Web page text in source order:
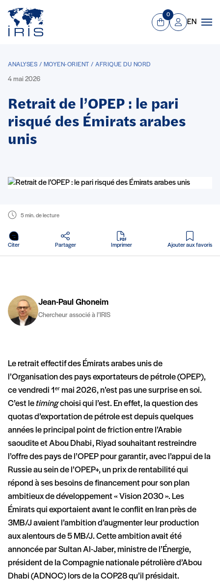
Aller au contenu principal
Panier
0
Mon compte
EN
ANALYSES / MOYEN-ORIENT / AFRIQUE DU NORD
4 mai 2026
Retrait de l’OPEP : le pari
risqué des Émirats arabes
unis
5 min. de lecture
Citer Partager Imprimer
en PDF
Ajouter aux favoris
Jean-Paul Ghoneim
Chercheur associé à l’IRIS
Le retrait effectif des Émirats arabes unis de
l’Organisation des pays exportateurs de pétrole (OPEP),
ce vendredi 1er mai 2026, n’est pas une surprise en soi.
C’est le timingchoisi qui l’est. En effet, la question des
quotas d’exportation de pétrole est depuis quelques
années le principal point de friction entre l’Arabie
saoudite et Abou Dhabi, Riyad souhaitant restreindre
l’offre des pays de l’OPEP pour garantir, avec l’appui de la
Russie au sein de l’OPEP+, un prix de rentabilité qui
répond à ses besoins de financement pour son plan
ambitieux de développement « Vision 2030 ». Les
Émirats qui exportaient avant le conflit en Iran près de
3MB/J avaient l’ambition d’augmenter leur production
aux alentours de 5 MB/J. Cette ambition avait été
annoncée par Sultan Al-Jaber, ministre de l’Énergie,
président de la Compagnie nationale pétrolière d’Abou
Dhabi (ADNOC) lors de la COP28 qu’il présidait.